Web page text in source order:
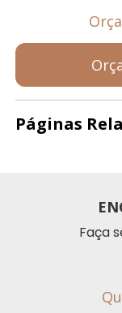
Páginas
Faça